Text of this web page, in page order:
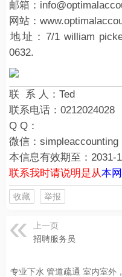
邮箱：
网站：
地址：7/1 william
0632.
联 系 人： Ted
联系电话： 0212024028
Q Q：
微信： simpleaccounting
本信息有效期至： 2031-
联系我时请说明是从本
收藏 举报
上一页
招聘服务员
专业下水 管道疏通 室内室外